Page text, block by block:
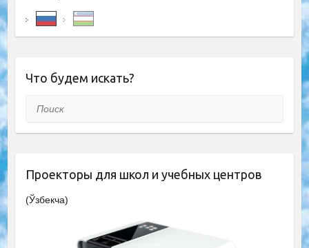
Что будем искать?
Поиск
Проекторы для школ и учебных центров
(Ўзбекча)